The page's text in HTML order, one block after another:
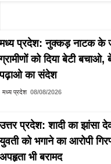
मध्य प्रदेश: नुक्कड़ नाटक के
ग्रामीणों को दिया बेटी बचाओ,
पढ़ाओ का संदेश
मध्य प्रदेश 08/08/2026
उत्तर प्रदेश: शादी का झांसा
युवती को भगाने का आरोपी
अपहृता भी बरामद